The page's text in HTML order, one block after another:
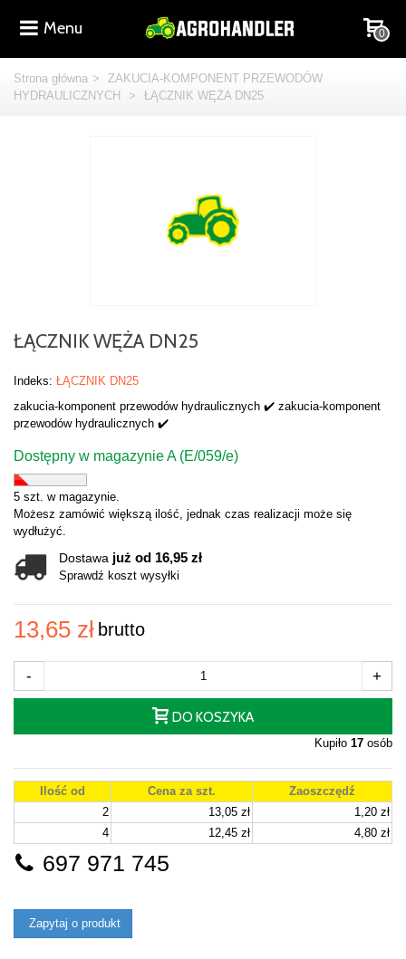
Menu 0
Strona główna >
ZAKUCIA-KOMPONENT PRZEWODÓW
HYDRAULICZNYCH
> ŁĄCZNIK WĘŻA DN25
ŁĄCZNIK WĘŻA DN25
Indeks: ŁĄCZNIK DN25
zakucia-komponent przewodów hydraulicznych ✔️ zakucia-komponent
przewodów hydraulicznych ✔️
Dostępny w magazynie A (E/059/e)
5 szt. w magazynie.
Możesz zamówić większą ilość, jednak czas realizacji może się
wydłużyć.
Dostawa już od 16,95 zł
Sprawdź koszt wysyłki
13,65 zł brutto
- +
DO KOSZYKA
Kupiło 17 osób
Ilość od Cena za szt.
Zaoszczędź
2
13,05 zł
1,20 zł
4
12,45 zł 4,80 zł
697 971 745
Zapytaj o produkt